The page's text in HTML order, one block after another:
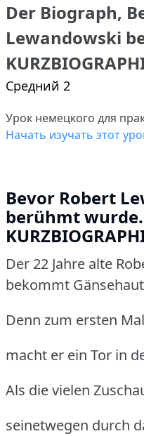
Der Biograph,
Lewandowski
Средний 2
Урок немецкого для
Начать изучать этот
Bevor Robert
berühmt
Der 22 Jahre alte
bekommt
Denn zum ersten
macht er ein Tor in
Als die vielen
seinetwegen durch